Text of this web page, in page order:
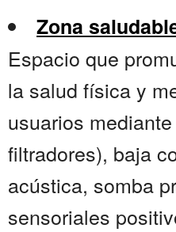
Zona
Espacio que
la salud física y
usuarios
filtradores), baja
acústica, somba
sensoriales